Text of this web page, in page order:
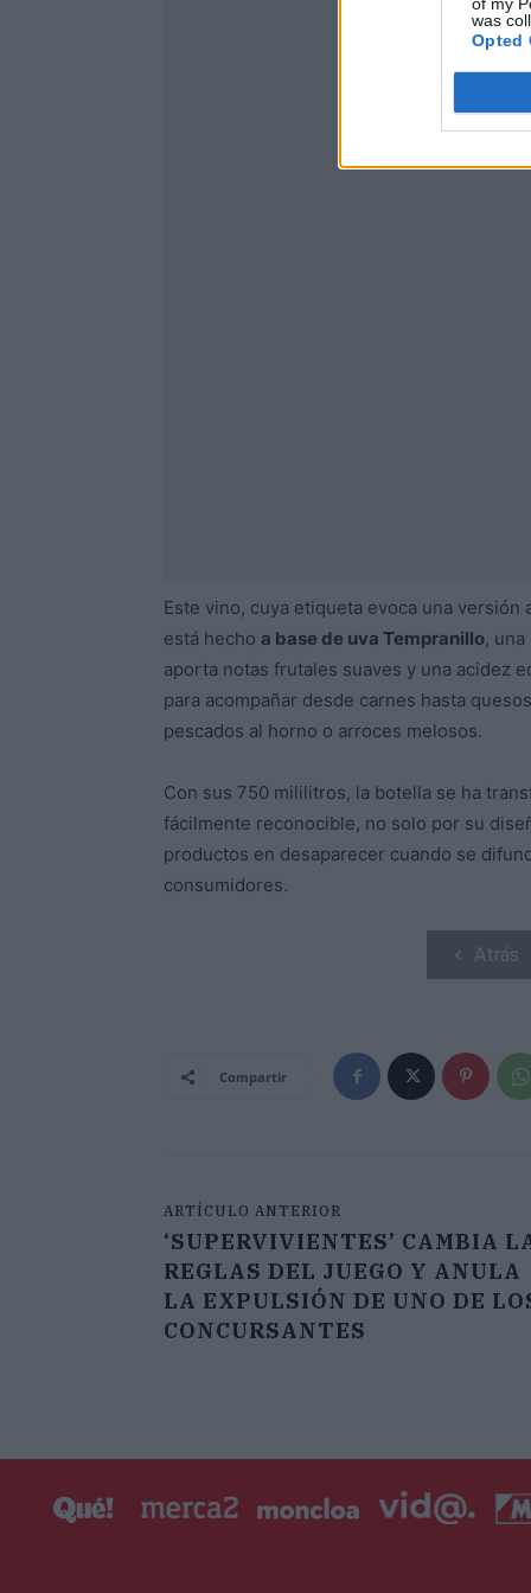
was
Opted
Este vino, cuya etiqueta evoca una versión
está hecho a base de uva Tempranillo,
aporta notas frutales suaves y una acidez
para acompañar desde carnes hasta
pescados al horno o arroces melosos.
Con sus 750 mililitros, la botella se ha
fácilmente reconocible, no solo por su
productos en desaparecer cuando se
consumidores.
Atrás
Compartir
ARTÍCULO ANTERIOR
‘SUPERVIVIENTES’ CAMBIA
REGLAS DEL JUEGO Y ANULA
LA EXPULSIÓN DE UNO DE
CONCURSANTES